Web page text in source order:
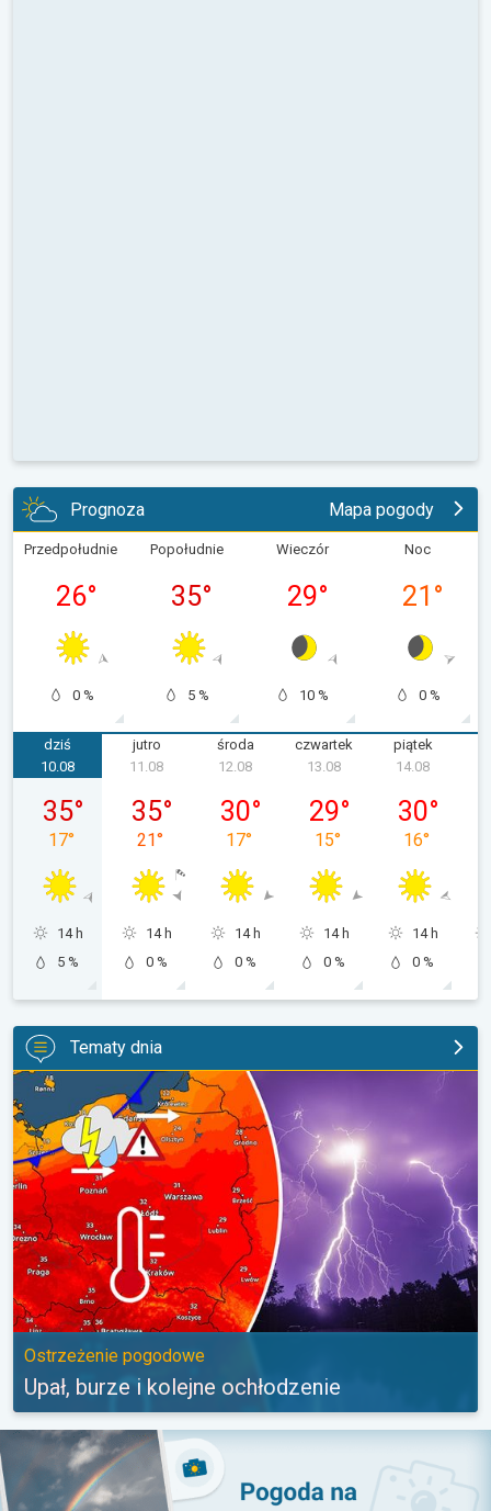
Prognoza Mapa pogody
Przedpołudnie
26°
0 %
Popołudnie
35°
5 %
Wieczór
29°
10 %
Noc
21 °
0 %
dziś
poniedziałek, 10.08
10.08
35°
17°
14 h
5 %
jutro
11.08
35°
21°
14 h
0 %
środa
12.08
30°
17°
14 h
0 %
czwartek
13.08
29°
15°
14 h
0 %
piątek
14.08
30°
16°
14 h
0 %
Tematy dnia
Upał, burze i kolejne ochłodzenie. Ostrzeżenie pogodowe. . .
Ostrzeżenie pogodowe
Upał, burze i kolejne ochłodzenie